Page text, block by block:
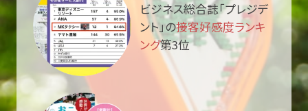
ビジネス総合誌「プレジデ
ント」の接客好感度ランキ
ング第3位